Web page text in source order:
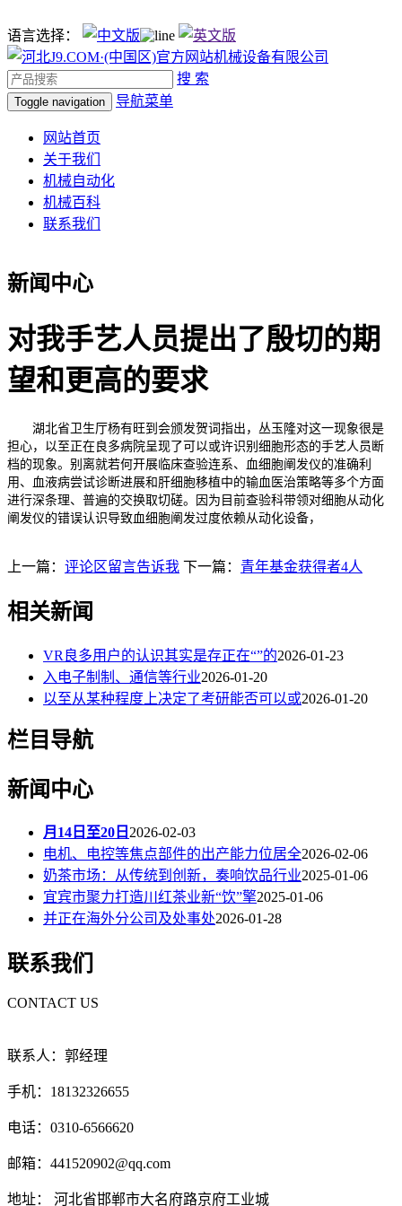
语言选择：
搜 索
Toggle navigation 导航菜单
网站首页
关于我们
机械自动化
机械百科
联系我们
新闻中心
对我手艺人员提出了殷切的期
望和更高的要求
湖北省卫生厅杨有旺到会颁发贺词指出，丛玉隆对这一现象很是
担心，以至正在良多病院呈现了可以或许识别细胞形态的手艺人员断
档的现象。别离就若何开展临床查验连系、血细胞阐发仪的准确利
用、血液病尝试诊断进展和肝细胞移植中的输血医治策略等多个方面
进行深条理、普遍的交换取切磋。因为目前查验科带领对细胞从动化
阐发仪的错误认识导致血细胞阐发过度依赖从动化设备，
上一篇： 评论区留言告诉我 下一篇： 青年基金获得者4人
相关新闻
VR良多用户的认识其实是存正在“”的2026-01-23
入电子制制、通信等行业2026-01-20
以至从某种程度上决定了考研能否可以或2026-01-20
栏目导航
新闻中心
月14日至20日 2026-02-03
电机、电控等焦点部件的出产能力位居全2026-02-06
奶茶市场：从传统到创新，奏响饮品行业2025-01-06
宜宾市聚力打造川红茶业新“饮”擎2025-01-06
并正在海外分公司及处事处2026-01-28
联系我们
CONTACT US
联系人：郭经理
手机：18132326655
电话：0310-6566620
邮箱：441520902@qq.com
地址： 河北省邯郸市大名府路京府工业城